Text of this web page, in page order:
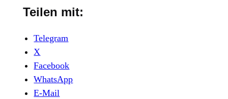
Teilen mit:
Telegram
X
Facebook
WhatsApp
E-Mail